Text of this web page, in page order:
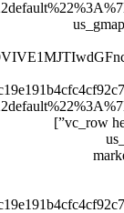
[/vc_column][/vc_row][vc_row height=”auto” width=”full”]